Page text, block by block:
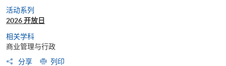
活动系列
2026 开放日
相关学科
商业管理与行政
分享
列印